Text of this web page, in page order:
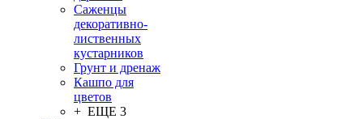
Саженцы
декоративно-
лиственных
кустарников
Грунт и дренаж
Кашпо для
цветов
+ ЕЩЕ 3